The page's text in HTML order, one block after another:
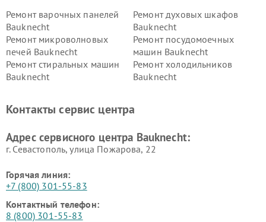
Ремонт варочных панелей
Bauknecht
Ремонт духовых шкафов
Bauknecht
Ремонт микроволновых
печей Bauknecht
Ремонт посудомоечных
машин Bauknecht
Ремонт стиральных машин
Bauknecht
Ремонт холодильников
Bauknecht
Контакты сервис центра
Адрес сервисного центра Bauknecht:
г. Севастополь, улица Пожарова, 22
Горячая линия:
+7 (800) 301-55-83
Контактный телефон:
8 (800) 301-55-83